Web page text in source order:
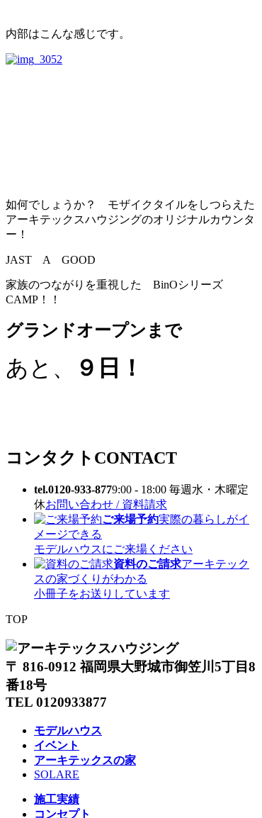
内部はこんな感じです。
如何でしょうか？ モザイクタイルをしつらえた
アーキテックスハウジングのオリジナルカウンタ
ー！
JAST A GOOD
家族のつながりを重視した BinOシリーズ
CAMP！！
グランドオープンまで
あと、 ９日！
コンタクト CONTACT
tel.0120-933-8779:00 - 18:00 毎週水・木曜定
休お問い合わせ / 資料請求
ご来場予約実際の暮らしがイ
メージできる
モデルハウスにご来場ください
資料のご請求アーキテック
スの家づくりがわかる
小冊子をお送りしています
TOP
〒 816-0912 福岡県大野城市御笠川5丁目8
番18号
TEL 0120933877
モデルハウス
イベント
アーキテックスの家
SOLARE
施工実績
コンセプト